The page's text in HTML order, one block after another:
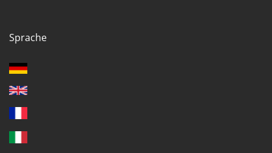
Sprache